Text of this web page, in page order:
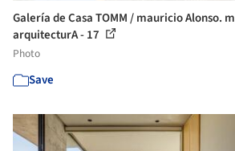
Galería de Casa TOMM / mauricio Alonso. m
arquitecturA - 17
Photo
Save